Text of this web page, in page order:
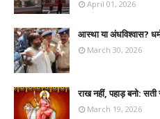
April 01, 2026
आस्था या अंधविश्वास?
March 30, 2026
राख नहीं, पहाड़ बनो:
March 19, 2026